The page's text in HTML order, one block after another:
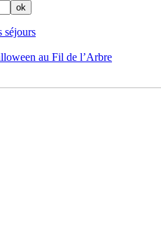
séjours
au Fil de l’Arbre